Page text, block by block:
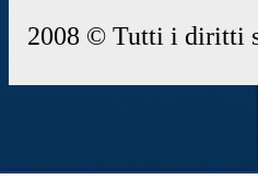
2008 © Tutti i diritti